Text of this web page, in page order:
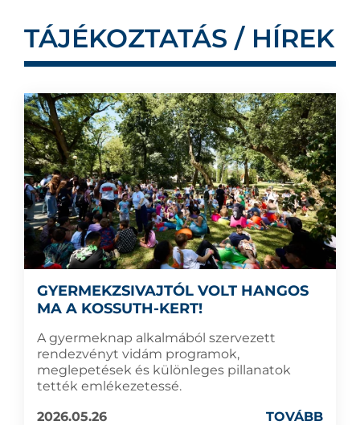
TÁJÉKOZTATÁS / HÍREK
GYERMEKZSIVAJTÓL VOLT HANGOS
MA A KOSSUTH-KERT!
A gyermeknap alkalmából szervezett
rendezvényt vidám programok,
meglepetések és különleges pillanatok
tették emlékezetessé.
2026.05.26
TOVÁBB